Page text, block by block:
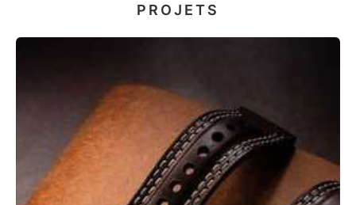
PROJETS